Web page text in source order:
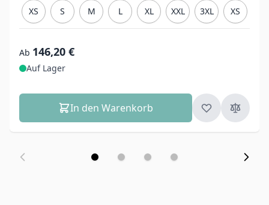
XS S M L XL XXL 3XL XS
Ab 146,20 €
Auf Lager
In den Warenkorb